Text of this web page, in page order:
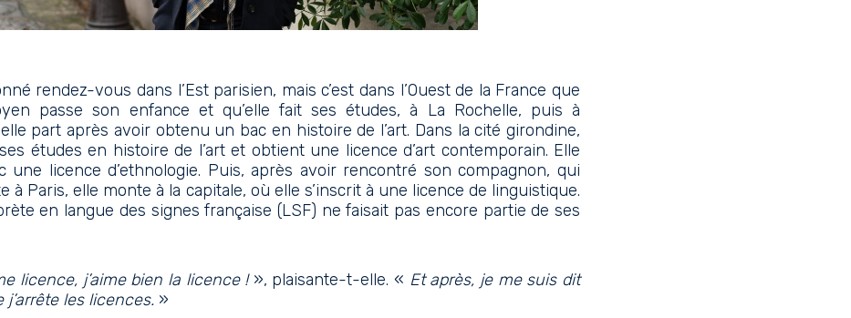
rendez-vous dans l’Est parisien, mais c’est dans l’Ouest de la France que
passe son enfance et qu’elle fait ses études, à La Rochelle, puis à
part après avoir obtenu un bac en histoire de l’art. Dans la cité girondine,
études en histoire de l’art et obtient une licence d’art contemporain. Elle
une licence d’ethnologie. Puis, après avoir rencontré son compagnon, qui
à Paris, elle monte à la capitale, où elle s’inscrit à une licence de linguistique.
en langue des signes française (LSF) ne faisait pas encore partie de ses
licence, j’aime bien la licence !», plaisante-t-elle. « Et après, je me suis dit
j’arrête les licences. »